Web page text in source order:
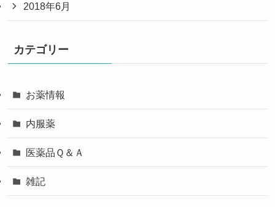
2018年6月
カテゴリー
お薬情報
内服薬
医薬品Ｑ＆Ａ
雑記